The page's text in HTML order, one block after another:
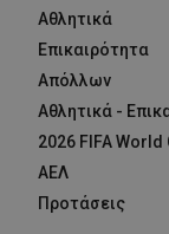
Αθλητικά
Επικαιρότητα
Απόλλων
Αθλητικά -
2026 FIFA World
ΑΕΛ
Προτάσεις